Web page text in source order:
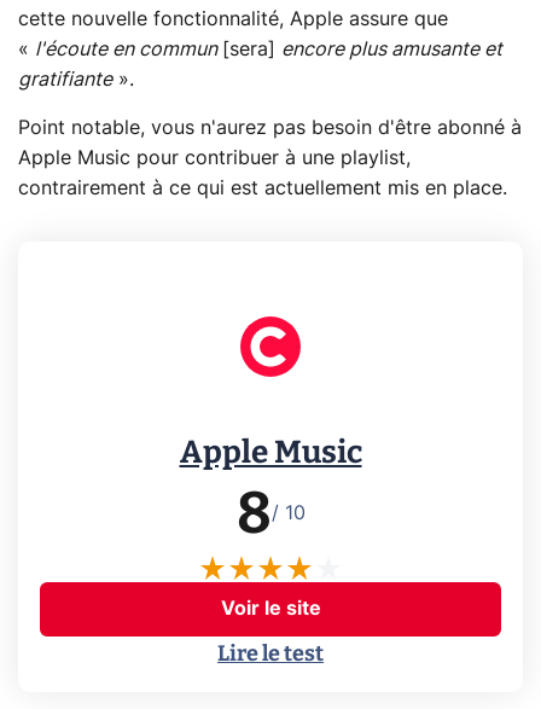
cette nouvelle fonctionnalité, Apple assure que
« l'écoute en commun [sera] encore plus amusante et
gratifiante».
Point notable, vous n'aurez pas besoin d'être abonné à
Apple Music pour contribuer à une playlist,
contrairement à ce qui est actuellement mis en place.
Apple Music
8/ 10
Voir le site
Lire le test